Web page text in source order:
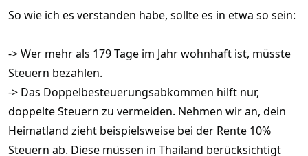
So wie ich es verstanden habe, sollte es in etwa so sein:
-> Wer mehr als 179 Tage im Jahr wohnhaft ist, müsste
Steuern bezahlen.
-> Das Doppelbesteuerungsabkommen hilft nur,
doppelte Steuern zu vermeiden. Nehmen wir an, dein
Heimatland zieht beispielsweise bei der Rente 10%
Steuern ab. Diese müssen in Thailand berücksichtigt